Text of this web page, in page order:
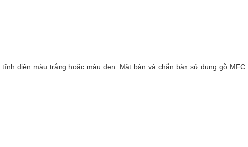
điện màu trắng hoặc màu đen. Mặt bàn và chắn bàn sử dụng gỗ